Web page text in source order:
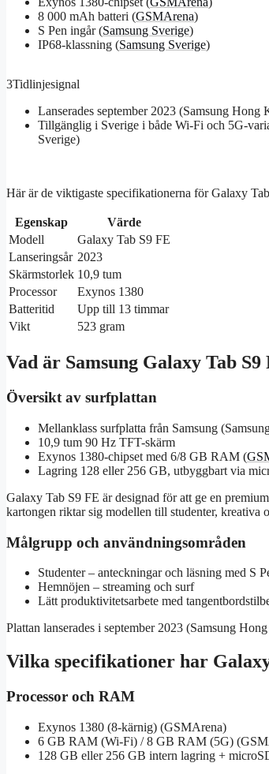
8 000 mAh batteri (GSMArena)
S Pen ingår (Samsung Sverige)
IP68-klassning (Samsung Sverige)
3Tidlinjesignal
Lanserades september 2023 (Samsung Hong
Tillgänglig i Sverige i både Wi‑Fi och 5G-
Sverige)
Här är de viktigaste specifikationerna för Galaxy
Egenskap
Värde
Modell
Galaxy Tab S9 FE
Lanseringsår 2023
Skärmstorlek 10,9 tum
Processor
Exynos 1380
Batteritid
Upp till 13 timmar
Vikt
523 gram
Vad är Samsung Galaxy Tab S9
Översikt av surfplattan
Mellanklass surfplatta från Samsung
10,9 tum 90 Hz TFT-skärm
Exynos 1380-chipset med 6/8 GB RAM (
Lagring 128 eller 256 GB, utbyggbart via
Galaxy Tab S9 FE är designad för att ge en
kartongen riktar sig modellen till studenter, kreativa
Målgrupp och användningsområden
Studenter – anteckningar och läsning med S
Hemnöjen – streaming och surf
Lätt produktivitetsarbete med
Plattan lanserades i september 2023 (Samsung
Vilka specifikationer har
Processor och RAM
Exynos 1380 (8‑kärnig) (GSMArena)
6 GB RAM (Wi‑Fi) / 8 GB RAM (5G)
128 GB eller 256 GB intern lagring +